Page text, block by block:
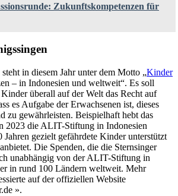
Zukunftskompetenzen für
in diesem Jahr unter dem Motto „Kinder
– in Indonesien und weltweit“. Es soll
überall auf der Welt das Recht auf
es Aufgabe der Erwachsenen ist, dieses
zu gewährleisten. Beispielhaft hebt das
2023 die ALIT-Stiftung in Indonesien
Jahren gezielt gefährdete Kinder unterstützt
Die Spenden, die die Sternsinger
unabhängig von der ALIT-Stiftung in
in rund 100 Ländern weltweit. Mehr
auf der offiziellen Website
».